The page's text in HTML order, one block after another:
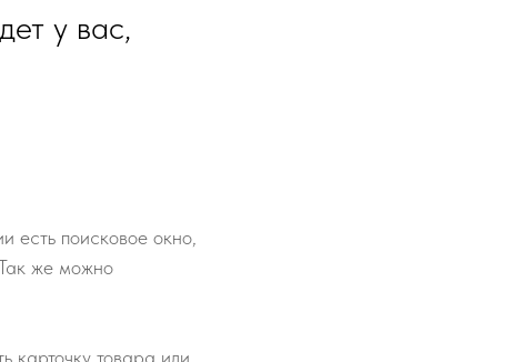
у вас,
есть поисковое окно,
же можно
карточку товара или